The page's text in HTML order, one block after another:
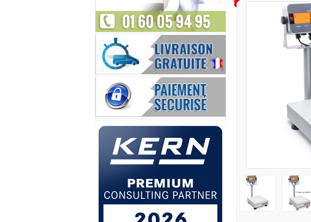
Zoom